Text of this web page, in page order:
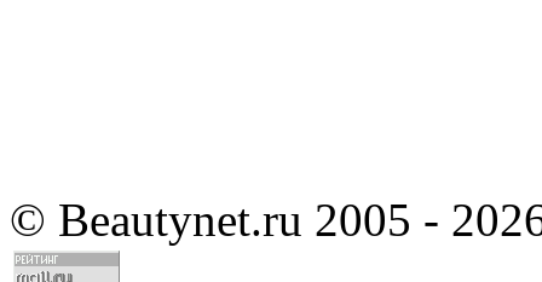
© Beautynet.ru 2005 -